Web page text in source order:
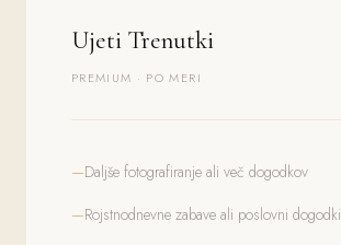
Ujeti Trenutki
PREMIUM · PO MERI
Daljše fotografiranje ali več dogodkov
Rojstnodnevne zabave ali poslovni dogodki